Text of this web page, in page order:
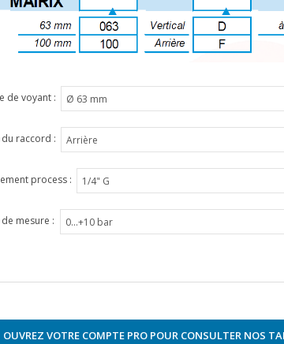
de voyant :
raccord :
process :
mesure :
OUVREZ VOTRE COMPTE PRO POUR CONSULTER NOS